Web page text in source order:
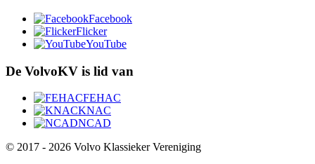
Facebook
Flicker
YouTube
De VolvoKV is lid van
FEHAC
KNAC
NCAD
© 2017 - 2026 Volvo Klassieker Vereniging